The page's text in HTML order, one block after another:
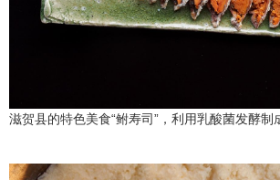
滋贺县的特色美食“鲋寿司”，利用乳酸菌发酵制